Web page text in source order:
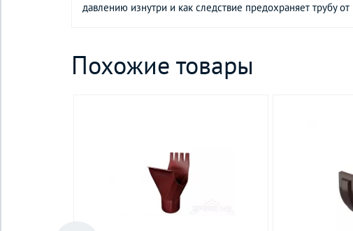
давлению изнутри и как следствие предохраняет трубу
Похожие товары